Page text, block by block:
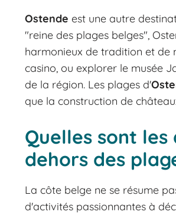
Ostende est une autre
"reine des plages belges",
harmonieux de tradition et de
casino, ou explorer le musée
de la région. Les plages d'
que la construction de
Quelles sont
dehors des
La côte belge ne se résume
d'activités passionnantes à